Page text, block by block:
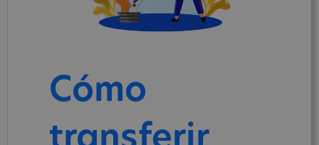
Cómo